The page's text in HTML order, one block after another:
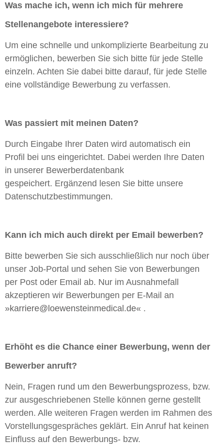
Was mache ich, wenn ich mich für mehrere
Stellenangebote interessiere?
Um eine schnelle und unkomplizierte Bearbeitung zu
ermöglichen, bewerben Sie sich bitte für jede Stelle
einzeln. Achten Sie dabei bitte darauf, für jede Stelle
eine vollständige Bewerbung zu verfassen.
Was passiert mit meinen Daten?
Durch Eingabe Ihrer Daten wird automatisch ein
Profil bei uns eingerichtet. Dabei werden Ihre Daten
in unserer Bewerberdatenbank
gespeichert. Ergänzend lesen Sie bitte unsere
Datenschutzbestimmungen.
Kann ich mich auch direkt per Email bewerben?
Bitte bewerben Sie sich ausschließlich nur noch über
unser Job-Portal und sehen Sie von Bewerbungen
per Post oder Email ab. Nur im Ausnahmefall
akzeptieren wir Bewerbungen per E-Mail an
karriere@loewensteinmedical.de
.
Erhöht es die Chance einer Bewerbung, wenn der
Bewerber anruft?
Nein, Fragen rund um den Bewerbungsprozess, bzw.
zur ausgeschriebenen Stelle können gerne gestellt
werden. Alle weiteren Fragen werden im Rahmen des
Vorstellungsgespräches geklärt. Ein Anruf hat keinen
Einfluss auf den Bewerbungs- bzw.